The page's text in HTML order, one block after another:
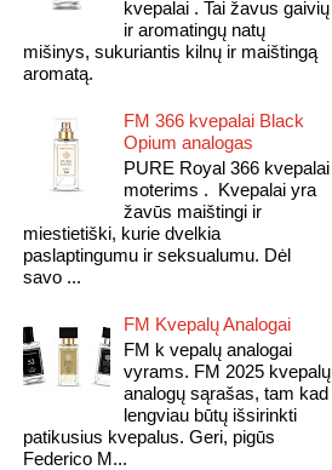
kvepalai . Tai žavus gaivių
ir aromatingų natų
mišinys, sukuriantis kilnų ir maištingą
aromatą.
FM 366 kvepalai Black
Opium analogas
PURE Royal 366 kvepalai
moterims . Kvepalai yra
žavūs maištingi ir
miestietiški, kurie dvelkia
paslaptingumu ir seksualumu. Dėl
savo ...
FM Kvepalų Analogai
FM k vepalų analogai
vyrams. FM 2025 kvepalų
analogų sąrašas, tam kad
lengviau būtų išsirinkti
patikusius kvepalus. Geri, pigūs
Federico M...